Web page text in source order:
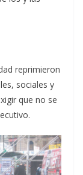
reprimieron
sociales y
que no se